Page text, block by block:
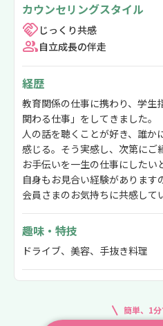
カウンセリングスタイル
じっくり共感
自立成長の伴走
経歴
教育関係の仕事に携わり、学生
関わる仕事」をしてきました。
人の話を聴くことが好き、誰か
感じる。そう実感し、次第にご
お手伝いを一生の仕事にしたい
自身もお見合い経験があります
会員さまのお気持ちに共感して
趣味・特技
ドライブ、美容、手抜き料理
簡単、1